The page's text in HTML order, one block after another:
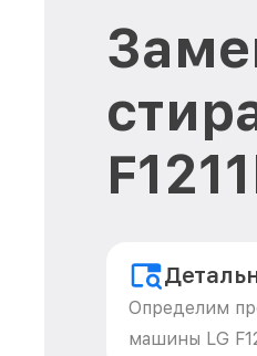
Определим
машины LG